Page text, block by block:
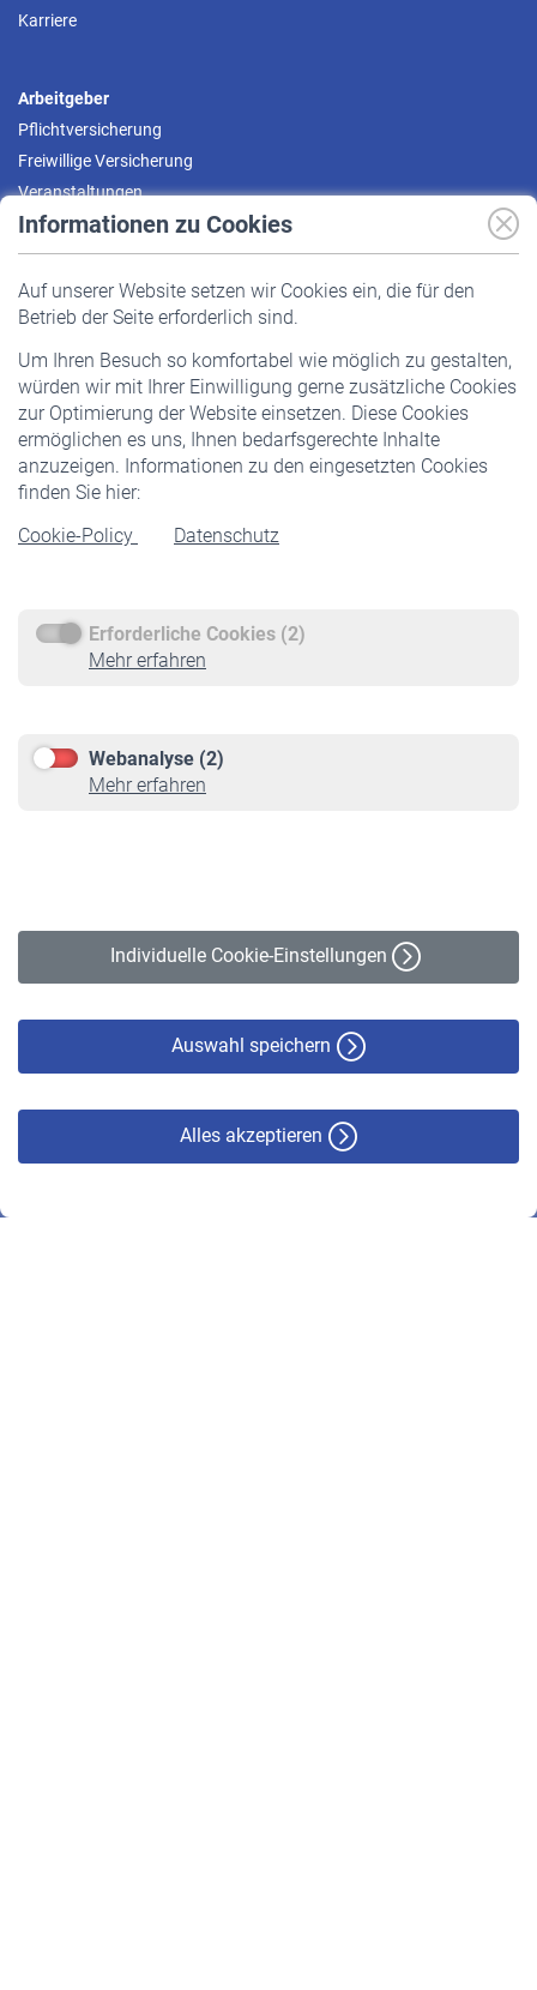
Informationen zu Cookies
Auf unserer Website setzen wir Cookies ein, die für den
Betrieb der Seite erforderlich sind.
Um Ihren Besuch so komfortabel wie möglich zu gestalten,
würden wir mit Ihrer Einwilligung gerne zusätzliche Cookies
zur Optimierung der Website einsetzen. Diese Cookies
ermöglichen es uns, Ihnen bedarfsgerechte Inhalte
anzuzeigen. Informationen zu den eingesetzten Cookies
finden Sie hier:
Cookie-Policy
Datenschutz
Erforderliche Cookies (2)
Mehr erfahren
Webanalyse (2)
Mehr erfahren
Individuelle Cookie-Einstellungen
Auswahl speichern
Alles akzeptieren
Karriere
Arbeitgeber
Pflichtversicherung
Freiwillige Versicherung
Veranstaltungen
Pflichtversicherung
Staatliche Förderung
Veranstaltungen
Rentner
Rentenbeginn
Rente beantragen
Service
Informationen
Online-Rechner
VBLnewsletter
Erklärung zur Barrierefreiheit
© VBL 2026